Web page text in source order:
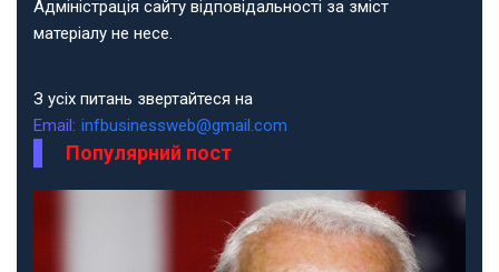
Адміністрація сайту відповідальності за зміст
матеріалу не несе.
З усіх питань звертайтеся на
Email: infbusinessweb@gmail.com
Популярний пост